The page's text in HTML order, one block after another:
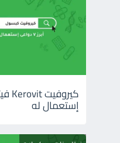
إستعمال له